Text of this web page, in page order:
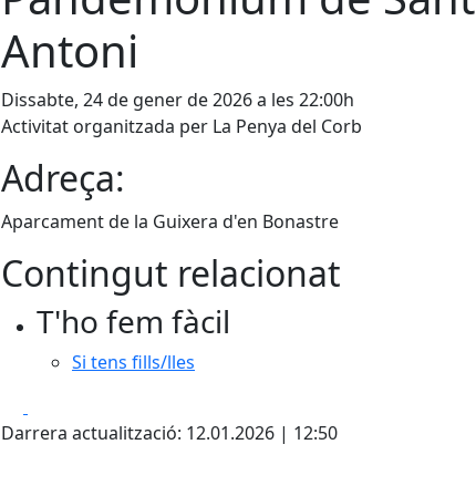
Antoni
Dissabte, 24 de gener de 2026 a les 22:00h
Activitat organitzada per La Penya del Corb
Adreça:
Aparcament de la Guixera d'en Bonastre
Contingut relacionat
T'ho fem fàcil
Si tens fills/lles
Darrera actualització: 12.01.2026 | 12:50